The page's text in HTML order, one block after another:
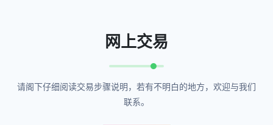
网上交易
请阁下仔细阅读交易步骤说明，若有不明白的地方，欢迎与我们
联系。